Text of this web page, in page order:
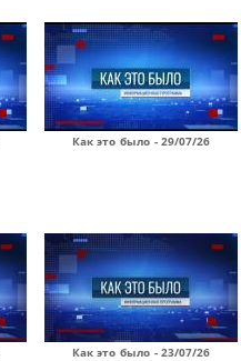
Как это было - 29/07/26
Как это было - 23/07/26